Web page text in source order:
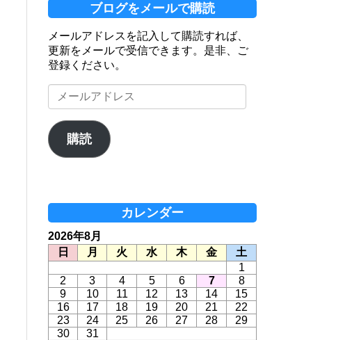
ブログをメールで購読
メールアドレスを記入して購読すれば、
更新をメールで受信できます。是非、ご
登録ください。
メ
ー
ア
ド
購読
カレンダー
2026年8月
日
月 火 水 木 金
土
1
2
3 4 5 6 7
8
9
10 11 12 13 14
15
16
17 18 19 20 21
22
23
24 25 26 27 28
29
30
31